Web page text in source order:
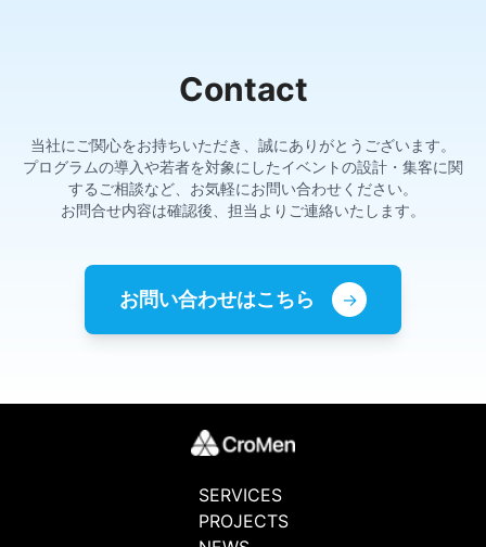
Contact
当社にご関心をお持ちいただき、誠にありがとうございます。
プログラムの導入や若者を対象にしたイベントの設計・集客に関
するご相談など、お気軽にお問い合わせください。
お問合せ内容は確認後、担当よりご連絡いたします。
お問い合わせはこちら →
SERVICES
PROJECTS